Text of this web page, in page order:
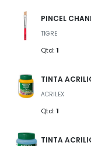
PINCEL
TIGRE
Qtd: 1
TINTA
ACRILEX
Qtd: 1
TINTA